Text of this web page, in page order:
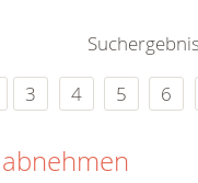
Uhr
3 4 5 6